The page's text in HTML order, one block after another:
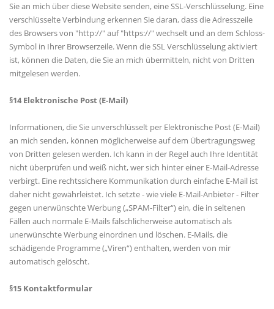
Sie an mich über diese Website senden, eine SSL-Verschlüsselung. Eine
verschlüsselte Verbindung erkennen Sie daran, dass die Adresszeile
des Browsers von "http://" auf "https://" wechselt und an dem Schloss-
Symbol in Ihrer Browserzeile. Wenn die SSL Verschlüsselung aktiviert
ist, können die Daten, die Sie an mich übermitteln, nicht von Dritten
mitgelesen werden.
§14 Elektronische Post (E-Mail)
Informationen, die Sie unverschlüsselt per Elektronische Post (E-Mail)
an mich senden, können möglicherweise auf dem Übertragungsweg
von Dritten gelesen werden. Ich kann in der Regel auch Ihre Identität
nicht überprüfen und weiß nicht, wer sich hinter einer E-Mail-Adresse
verbirgt. Eine rechtssichere Kommunikation durch einfache E-Mail ist
daher nicht gewährleistet. Ich setzte - wie viele E-Mail-Anbieter - Filter
gegen unerwünschte Werbung („SPAM-Filter“) ein, die in seltenen
Fällen auch normale E-Mails fälschlicherweise automatisch als
unerwünschte Werbung einordnen und löschen. E-Mails, die
schädigende Programme („Viren“) enthalten, werden von mir
automatisch gelöscht.
§15 Kontaktformular